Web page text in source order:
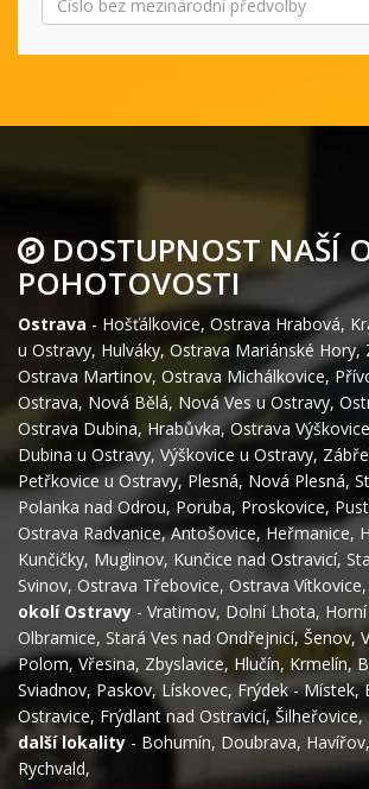
DOSTUPNOST NAŠÍ
POHOTOVOSTI
Ostrava - Hošťálkovice, Ostrava Hrabová,
u Ostravy, Hulváky, Ostrava Mariánské Hory,
Ostrava Martinov, Ostrava Michálkovice,
Ostrava, Nová Bělá, Nová Ves u Ostravy,
Ostrava Dubina, Hrabůvka,Ostrava Výškovice
Dubina u Ostravy, Výškovice u Ostravy,
Petřkovice u Ostravy, Plesná, Nová Plesná,
Polanka nad Odrou, Poruba, Proskovice,
Ostrava Radvanice,Antošovice, Heřmanice,
Kunčičky, Muglinov, Kunčice nad Ostravicí,
Svinov, Ostrava Třebovice, Ostrava Vítkovice,
okolí Ostravy - Vratimov, Dolní Lhota,
Olbramice, Stará Ves nad Ondřejnicí,Šenov,
Polom,Vřesina, Zbyslavice, Hlučín, Krmelín,
Sviadnov, Paskov, Lískovec, Frýdek - Místek,
Ostravice, Frýdlant nad Ostravicí, Šilheřovice,
další lokality - Bohumín, Doubrava, Havířov,
Rychvald,